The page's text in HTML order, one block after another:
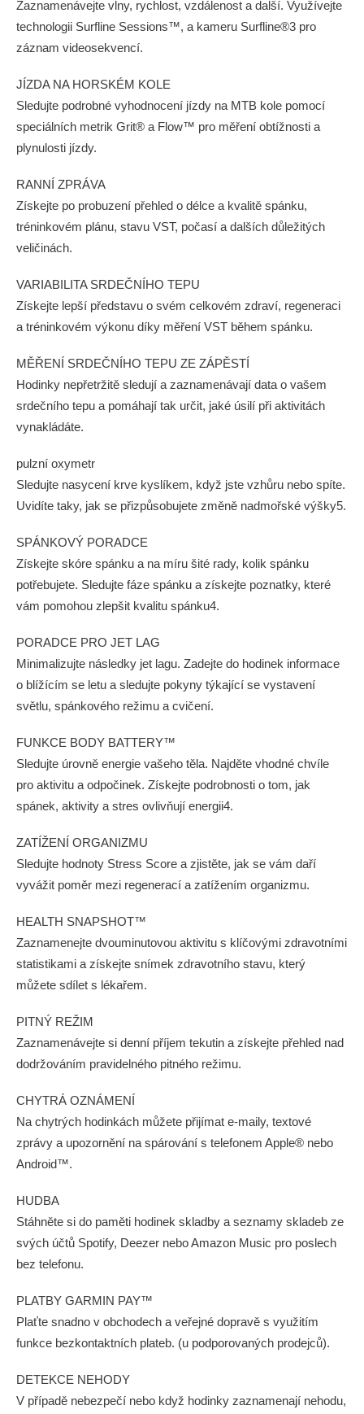
Zaznamenávejte vlny, rychlost, vzdálenost a další. Využívejte
technologii Surfline Sessions™, a kameru Surfline®3 pro
záznam videosekvencí.
JÍZDA NA HORSKÉM KOLE
Sledujte podrobné vyhodnocení jízdy na MTB kole pomocí
speciálních metrik Grit® a Flow™ pro měření obtížnosti a
plynulosti jízdy.
RANNÍ ZPRÁVA
Získejte po probuzení přehled o délce a kvalitě spánku,
tréninkovém plánu, stavu VST, počasí a dalších důležitých
veličinách.
VARIABILITA SRDEČNÍHO TEPU
Získejte lepší představu o svém celkovém zdraví, regeneraci
a tréninkovém výkonu díky měření VST během spánku.
MĚŘENÍ SRDEČNÍHO TEPU ZE ZÁPĚSTÍ
Hodinky nepřetržitě sledují a zaznamenávají data o vašem
srdečního tepu a pomáhají tak určit, jaké úsilí při aktivitách
vynakládáte.
pulzní oxymetr
Sledujte nasycení krve kyslíkem, když jste vzhůru nebo spíte.
Uvidíte taky, jak se přizpůsobujete změně nadmořské výšky5.
SPÁNKOVÝ PORADCE
Získejte skóre spánku a na míru šité rady, kolik spánku
potřebujete. Sledujte fáze spánku a získejte poznatky, které
vám pomohou zlepšit kvalitu spánku4.
PORADCE PRO JET LAG
Minimalizujte následky jet lagu. Zadejte do hodinek informace
o blížícím se letu a sledujte pokyny týkající se vystavení
světlu, spánkového režimu a cvičení.
FUNKCE BODY BATTERY™
Sledujte úrovně energie vašeho těla. Najděte vhodné chvíle
pro aktivitu a odpočinek. Získejte podrobnosti o tom, jak
spánek, aktivity a stres ovlivňují energii4.
ZATÍŽENÍ ORGANIZMU
Sledujte hodnoty Stress Score a zjistěte, jak se vám daří
vyvážit poměr mezi regenerací a zatížením organizmu.
HEALTH SNAPSHOT™
Zaznamenejte dvouminutovou aktivitu s klíčovými zdravotními
statistikami a získejte snímek zdravotního stavu, který
můžete sdílet s lékařem.
PITNÝ REŽIM
Zaznamenávejte si denní příjem tekutin a získejte přehled nad
dodržováním pravidelného pitného režimu.
CHYTRÁ OZNÁMENÍ
Na chytrých hodinkách můžete přijímat e-maily, textové
zprávy a upozornění na spárování s telefonem Apple® nebo
Android™.
HUDBA
Stáhněte si do paměti hodinek skladby a seznamy skladeb ze
svých účtů Spotify, Deezer nebo Amazon Music pro poslech
bez telefonu.
PLATBY GARMIN PAY™
Plaťte snadno v obchodech a veřejné dopravě s využitím
funkce bezkontaktních plateb. (u podporovaných prodejců).
DETEKCE NEHODY
V případě nebezpečí nebo když hodinky zaznamenají nehodu,